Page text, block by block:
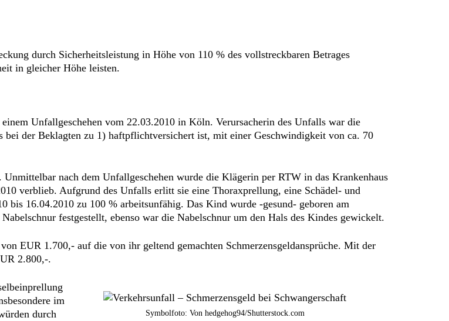
durch Sicherheitsleistung in Höhe von 110 % des vollstreckbaren Betrages
in gleicher Höhe leisten.
Unfallgeschehen vom 22.03.2010 in Köln. Verursacherin des Unfalls war die
der Beklagten zu 1) haftpflichtversichert ist, mit einer Geschwindigkeit von ca. 70
nach dem Unfallgeschehen wurde die Klägerin per RTW in das Krankenhaus
verblieb. Aufgrund des Unfalls erlitt sie eine Thoraxprellung, eine Schädel- und
16.04.2010 zu 100 % arbeitsunfähig. Das Kind wurde -gesund- geboren am
festgestellt, ebenso war die Nabelschnur um den Hals des Kindes gewickelt.
EUR 1.700,- auf die von ihr geltend gemachten Schmerzensgeldansprüche. Mit der
2.800,-.
Symbolfoto: Von hedgehog94/Shutterstock.com
im
durch